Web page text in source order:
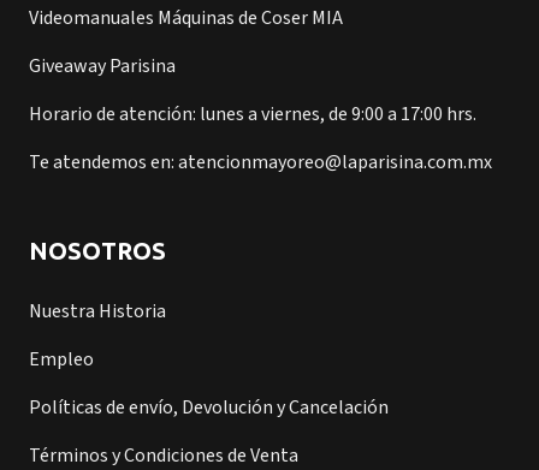
Videomanuales Máquinas de Coser MIA
Giveaway Parisina
Horario de atención: lunes a viernes, de 9:00 a 17:00 hrs.
Te atendemos en: atencionmayoreo@laparisina.com.mx
NOSOTROS
Nuestra Historia
Empleo
Políticas de envío, Devolución y Cancelación
Términos y Condiciones de Venta